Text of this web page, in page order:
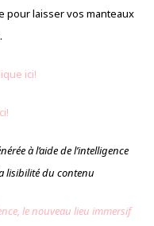
pour laisser vos manteaux
ici!
à l’aide de l’intelligence
lisibilité du contenu
le nouveau lieu immersif